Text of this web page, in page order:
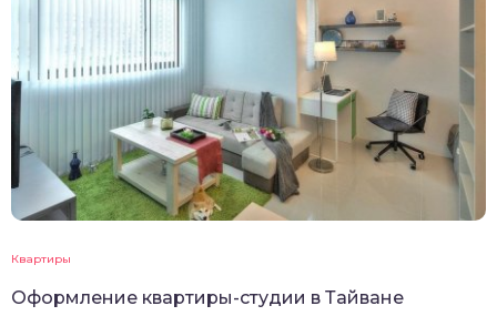
Квартиры
Оформление квартиры-студии в Тайване